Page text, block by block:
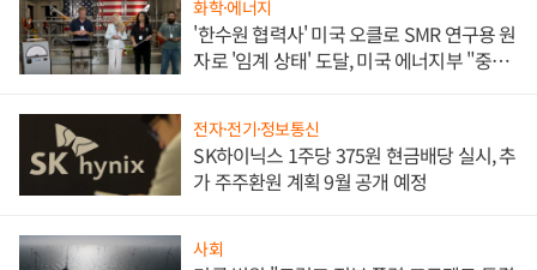
화학·에너지
'한수원 협력사' 미국 오클로 SMR 연구용 원
자로 '임계 상태' 도달, 미국 에너지부 "중요
전자·전기·정보통신
SK하이닉스 1주당 375원 현금배당 실시, 추
가 주주환원 계획 9월 공개 예정
사회